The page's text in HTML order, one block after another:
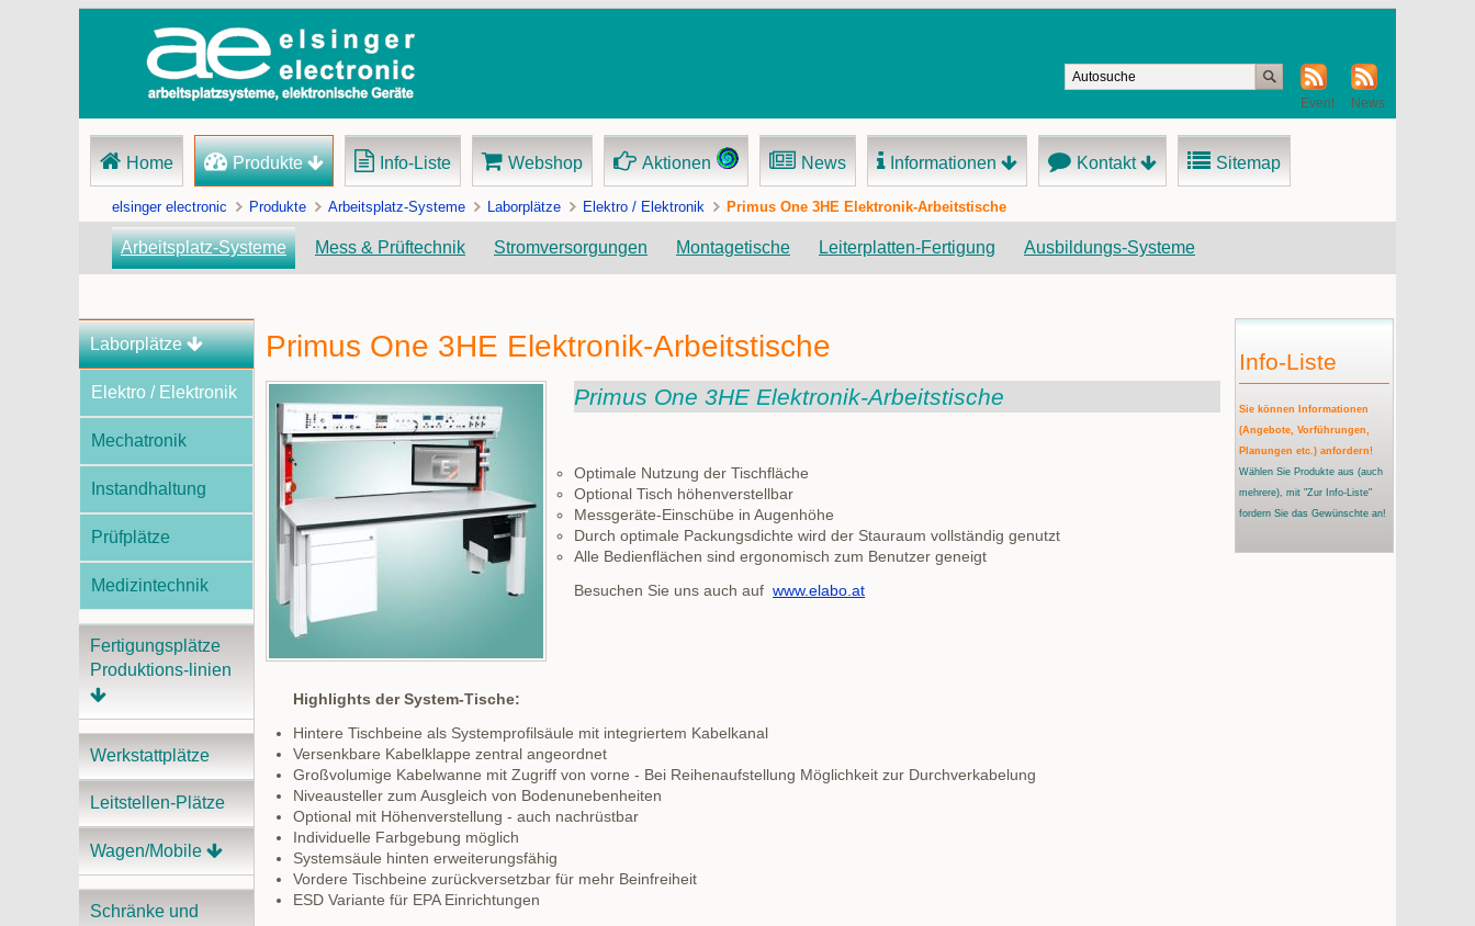
News
Event
überspringen
Home Produkte Info-Liste Webshop Aktionen News Informationen Kontakt Sitemap
elsinger electronic Produkte Arbeitsplatz-Systeme Laborplätze Elektro / Elektronik Primus One 3HE Elektronik-Arbeitstische
überspringen
Arbeitsplatz-Systeme Mess & Prüftechnik Stromversorgungen Montagetische Leiterplatten-Fertigung Ausbildungs-Systeme
Primus One 3HE Elektronik-Arbeitstische
Primus One 3HE Elektronik-Arbeitstische
Optimale Nutzung der Tischfläche
Optional Tisch höhenverstellbar
Messgeräte-Einschübe in Augenhöhe
Durch optimale Packungsdichte wird der Stauraum vollständig genutzt
Alle Bedienflächen sind ergonomisch zum Benutzer geneigt
Besuchen Sie uns auch auf www.elabo.at
Highlights der System-Tische:
Hintere Tischbeine als Systemprofilsäule mit integriertem Kabelkanal
Versenkbare Kabelklappe zentral angeordnet
Großvolumige Kabelwanne mit Zugriff von vorne - Bei Reihenaufstellung Möglichkeit zur Durchverkabelung
Niveausteller zum Ausgleich von Bodenunebenheiten
Optional mit Höhenverstellung - auch nachrüstbar
Individuelle Farbgebung möglich
Systemsäule hinten erweiterungsfähig
Vordere Tischbeine zurückversetzbar für mehr Beinfreiheit
ESD Variante für EPA Einrichtungen
Navigation
überspringen
Laborplätze
Elektro / Elektronik
Mechatronik
Instandhaltung
Prüfplätze
Medizintechnik
Fertigungsplätze
Produktions-linien
Werkstattplätze
Leitstellen-Plätze
Wagen/Mobile
Schränke und
Info-Liste
Sie können Informationen
(Angebote, Vorführungen,
Planungen etc.) anfordern!
Wählen Sie Produkte aus (auch
mehrere), mit "Zur Info-Liste"
fordern Sie das Gewünschte an!